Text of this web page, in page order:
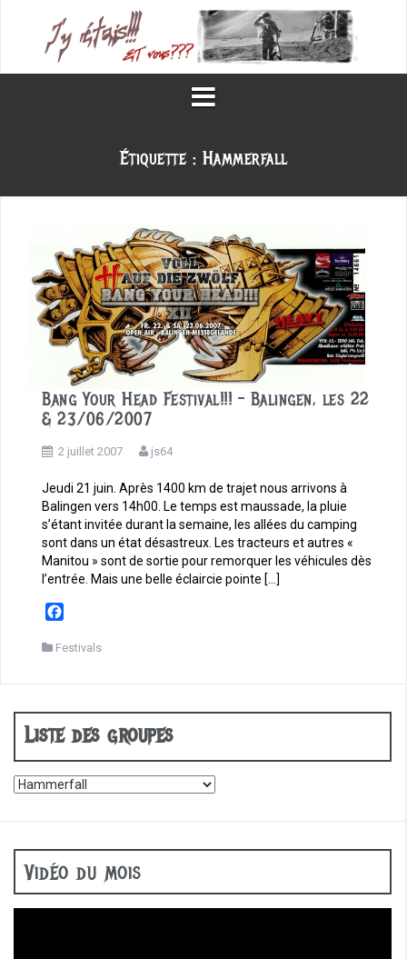
Étiquette : Hammerfall
Bang Your Head Festival!!! – Balingen, les 22
& 23/06/2007
2 juillet 2007 js64
Jeudi 21 juin. Après 1400 km de trajet nous arrivons à
Balingen vers 14h00. Le temps est maussade, la pluie
s’étant invitée durant la semaine, les allées du camping
sont dans un état désastreux. Les tracteurs et autres «
Manitou » sont de sortie pour remorquer les véhicules dès
l’entrée. Mais une belle éclaircie pointe […]
c
k
Festivals
Liste des groupes
Vidéo du mois